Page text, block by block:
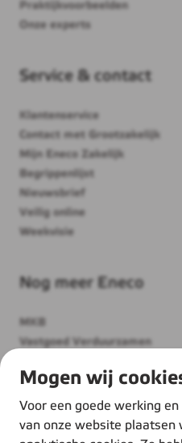
Praktijkvoorbeelden
Onze experts
Service & contact
Klantenservice
Contact met Grootzakelijk
Mijn Eneco Zakelijk
Begrippenlijst
Nieuwsbrief
Veilig online
Weekvisie
Nog meer Eneco
MKB
Vastgoed Verduurzamen
Over ons
Werken bij Eneco
Duurzame inspiratie
Mogen wij
Voor een goede werking
van onze website plaatsen